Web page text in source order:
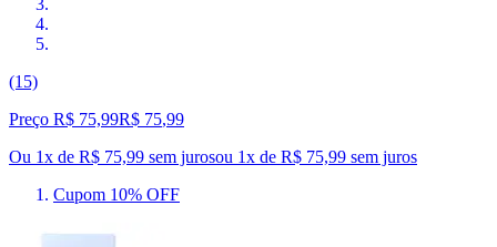
(15)
Preço R$ 75,99R$ 75,99
Ou 1x de R$ 75,99 sem jurosou 1x de R$ 75,99 sem juros
Cupom 10% OFF